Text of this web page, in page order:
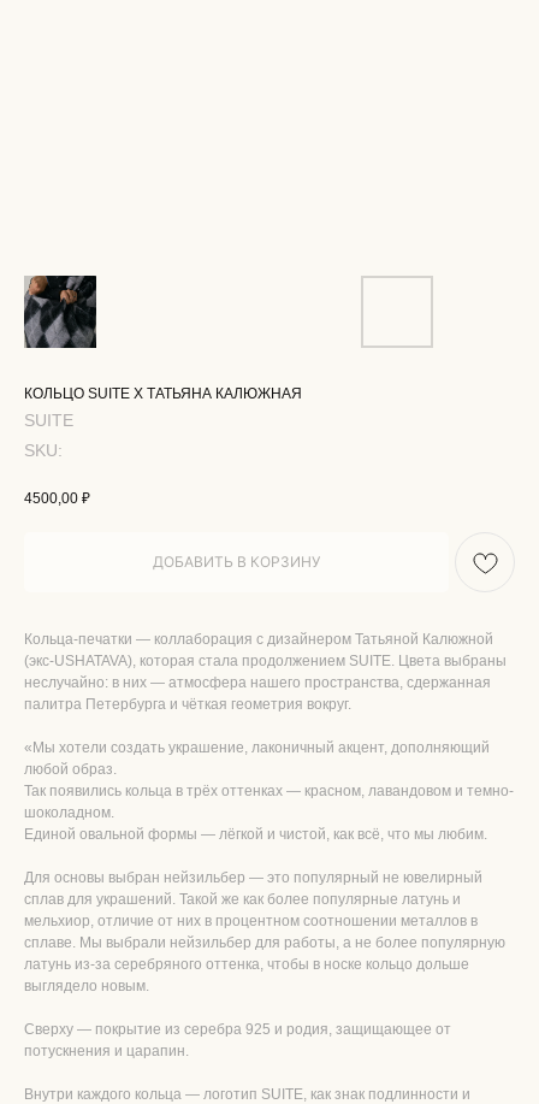
КОЛЬЦО SUITE X ТАТЬЯНА КАЛЮЖНАЯ
SUITE
SKU:
4500,00 ₽
ДОБАВИТЬ В КОРЗИНУ
Кольца-печатки — коллаборация с дизайнером Татьяной Калюжной
(экс-USHATAVA), которая стала продолжением SUITE. Цвета выбраны
неслучайно: в них — атмосфера нашего пространства, сдержанная
палитра Петербурга и чёткая геометрия вокруг.
«Мы хотели создать украшение, лаконичный акцент, дополняющий
любой образ.
Так появились кольца в трёх оттенках — красном, лавандовом и темно-
шоколадном.
Единой овальной формы — лёгкой и чистой, как всё, что мы любим.
Для основы выбран нейзильбер — это популярный не ювелирный
сплав для украшений. Такой же как более популярные латунь и
мельхиор, отличие от них в процентном соотношении металлов в
сплаве. Мы выбрали нейзильбер для работы, а не более популярную
латунь из-за серебряного оттенка, чтобы в носке кольцо дольше
выглядело новым.
Сверху — покрытие из серебра 925 и родия, защищающее от
потускнения и царапин.
Внутри каждого кольца — логотип SUITE, как знак подлинности и